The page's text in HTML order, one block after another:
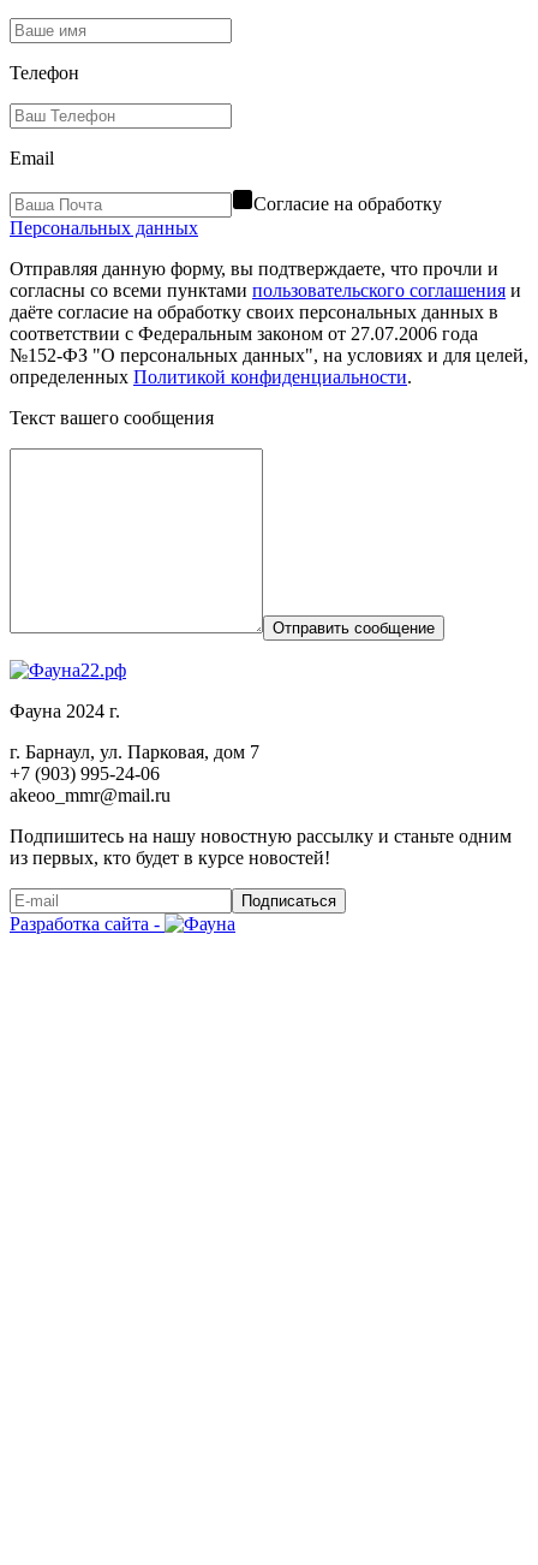
Телефон
Email
Согласие на обработку
Персональных данных
Отправляя данную форму, вы подтверждаете, что прочли и
согласны со всеми пунктами пользовательского соглашения и
даёте согласие на обработку своих персональных данных в
соответствии с Федеральным законом от 27.07.2006 года
№152-ФЗ "О персональных данных", на условиях и для целей,
определенных Политикой конфиденциальности.
Текст вашего сообщения
Отправить сообщение
Фауна 2024 г.
г. Барнаул, ул. Парковая, дом 7
+7 (903) 995-24-06
akeoo_mmr@mail.ru
Подпишитесь на нашу новостную рассылку и станьте одним
из первых, кто будет в курсе новостей!
Подписаться
Разработка сайта -